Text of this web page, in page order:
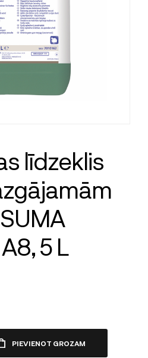
līdzeklis
5 L
PIEVIENOT GROZAM